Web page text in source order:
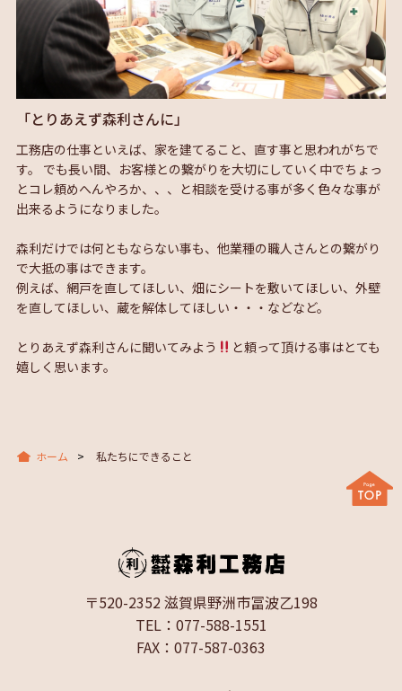
「とりあえず森利さんに」
工務店の仕事といえば、家を建てること、直す事と思われがちで
す。 でも長い間、お客様との繋がりを大切にしていく中でちょっ
とコレ頼めへんやろか、、、と相談を受ける事が多く色々な事が
出来るようになりました。
森利だけでは何ともならない事も、他業種の職人さんとの繋がり
で大抵の事はできます。
例えば、網戸を直してほしい、畑にシートを敷いてほしい、外壁
を直してほしい、蔵を解体してほしい・・・などなど。
とりあえず森利さんに聞いてみよう
と頼って頂ける事はとても
嬉しく思います。
ホーム 私たちにできること
〒520-2352 滋賀県野洲市冨波乙198
TEL：077-588-1551
FAX：077-587-0363